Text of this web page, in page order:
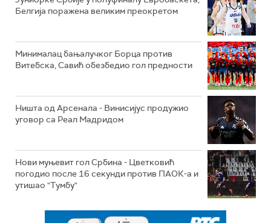
Белгија поражена великим преокретом
Минималац бањалучког Борца против
Витебска, Савић обезбедио гол предности
Ништа од Арсенала - Винисијус продужио
уговор са Реал Мадридом
Нови муњевит гол Србина - Цветковић
погодио после 16 секунди против ПАОК-а и
утишао "Тумбу"